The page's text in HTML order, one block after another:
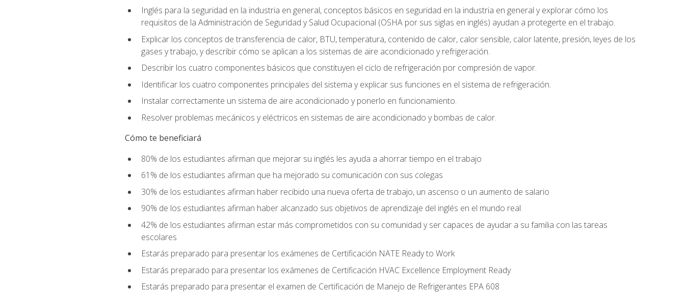
Inglés para la seguridad en la industria en general, conceptos básicos en seguridad en la industria en general y explorar cómo los
requisitos de la Administración de Seguridad y Salud Ocupacional (OSHA por sus siglas en inglés) ayudan a protegerte en el trabajo.
Explicar los conceptos de transferencia de calor, BTU, temperatura, contenido de calor, calor sensible, calor latente, presión, leyes de los
gases y trabajo, y describir cómo se aplican a los sistemas de aire acondicionado y refrigeración.
Describir los cuatro componentes básicos que constituyen el ciclo de refrigeración por compresión de vapor.
Identificar los cuatro componentes principales del sistema y explicar sus funciones en el sistema de refrigeración.
Instalar correctamente un sistema de aire acondicionado y ponerlo en funcionamiento.
Resolver problemas mecánicos y eléctricos en sistemas de aire acondicionado y bombas de calor.
Cómo te beneficiará
80% de los estudiantes afirman que mejorar su inglés les ayuda a ahorrar tiempo en el trabajo
61% de los estudiantes afirman que ha mejorado su comunicación con sus colegas
30% de los estudiantes afirman haber recibido una nueva oferta de trabajo, un ascenso o un aumento de salario
90% de los estudiantes afirman haber alcanzado sus objetivos de aprendizaje del inglés en el mundo real
42% de los estudiantes afirman estar más comprometidos con su comunidad y ser capaces de ayudar a su familia con las tareas
escolares
Estarás preparado para presentar los exámenes de Certificación NATE Ready to Work
Estarás preparado para presentar los exámenes de Certificación HVAC Excellence Employment Ready
Estarás preparado para presentar el examen de Certificación de Manejo de Refrigerantes EPA 608